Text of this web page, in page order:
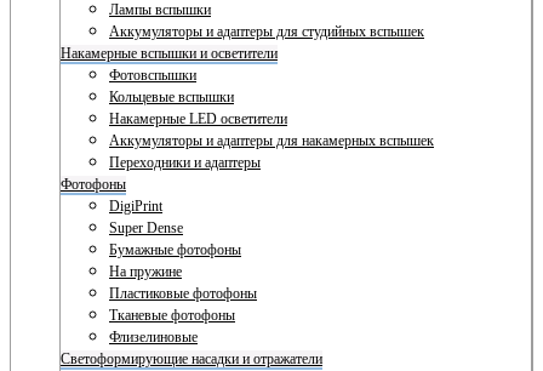
Лампы вспышки
Аккумуляторы и адаптеры для студийных вспышек
Накамерные вспышки и осветители
Фотовспышки
Кольцевые вспышки
Накамерные LED осветители
Аккумуляторы и адаптеры для накамерных вспышек
Переходники и адаптеры
Фотофоны
DigiPrint
Super Dense
Бумажные фотофоны
На пружине
Пластиковые фотофоны
Тканевые фотофоны
Флизелиновые
Светоформирующие насадки и отражатели